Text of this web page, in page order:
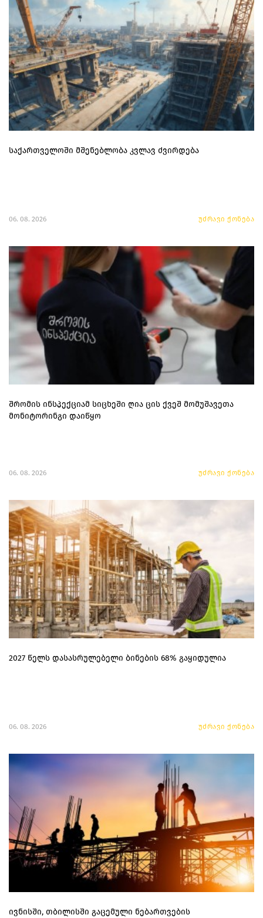
საქართველოში მშენებლობა კვლავ ძვირდება
06. 08. 2026 უძრავი ქონება
შრომის ინსპექციამ სიცხეში ღია ცის ქვეშ მომუშავეთა
მონიტორინგი დაიწყო
06. 08. 2026 უძრავი ქონება
2027 წელს დასასრულებელი ბინების 68% გაყიდულია
06. 08. 2026 უძრავი ქონება
ივნისში, თბილისში გაცემული ნებართვების